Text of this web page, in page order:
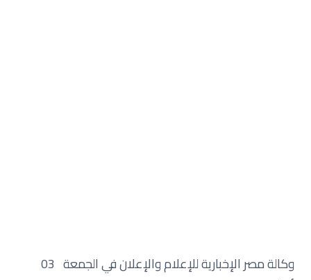
وكالة مصر الإخبارية للإعلام والإعلان في الجمعة 03